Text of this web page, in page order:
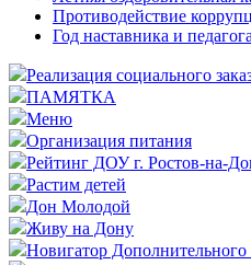
Противодействие
Год наставника и
Реализация социального
ПАМЯТКА
Меню
Организация питания
Рейтинг ДОУ г. Ростов-на-
Растим детей
Дон Молодой
Живу на Дону
Новигатор Дополнительного